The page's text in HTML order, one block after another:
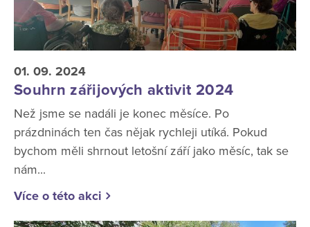
01. 09. 2024
Souhrn zářijových aktivit 2024
Než jsme se nadáli je konec měsíce. Po
prázdninách ten čas nějak rychleji utíká. Pokud
bychom měli shrnout letošní září jako měsíc, tak se
nám...
Více o této akci